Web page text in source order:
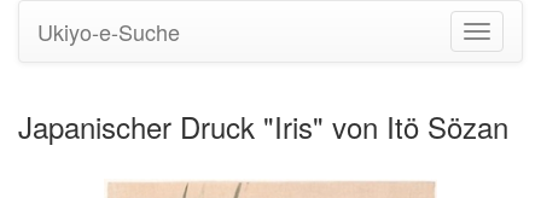
Ukiyo-e-Suche
Japanischer Druck "Iris" von Itö Sözan